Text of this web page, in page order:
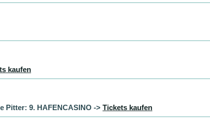
kaufen
Pitter: 9. HAFENCASINO -> Tickets kaufen